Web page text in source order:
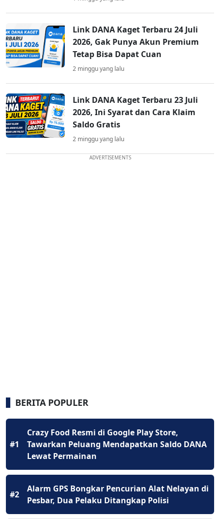
Link DANA Kaget Terbaru 24 Juli
2026, Gak Punya Akun Premium
Tetap Bisa Dapat Cuan
2 minggu yang lalu
Link DANA Kaget Terbaru 23 Juli
2026, Ini Syarat dan Cara Klaim
Saldo Gratis
2 minggu yang lalu
ADVERTISEMENTS
BERITA POPULER
#1
Crazy Food Resmi di Google Play Store,
Tawarkan Peluang Mendapatkan Saldo DANA
Lewat Permainan
#2
Alarm GPS Bongkar Pencurian Alat Nelayan di
Pesbar, Dua Pelaku Ditangkap Polisi